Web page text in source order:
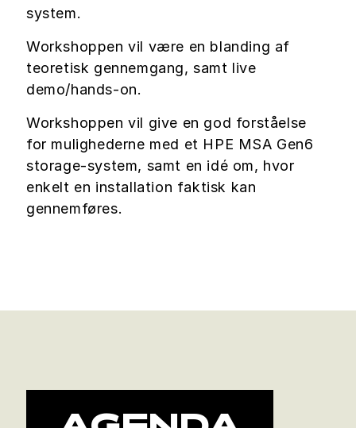
system.
Workshoppen vil være en blanding af
teoretisk gennemgang, samt live
demo/hands-on.
Workshoppen vil give en god forståelse
for mulighederne med et HPE MSA Gen6
storage-system, samt en idé om, hvor
enkelt en installation faktisk kan
gennemføres.